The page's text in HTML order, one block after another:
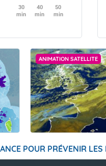
30
min
40
min
50
min
ANIMATION SATELLITE
POUR PRÉVENIR LES